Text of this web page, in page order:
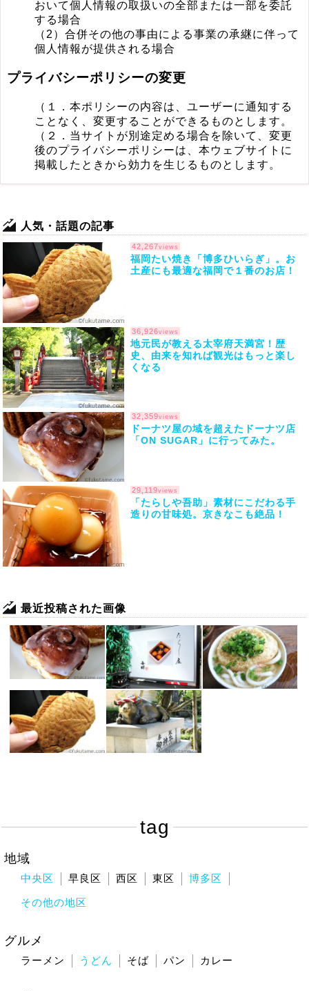
おいて個人情報の取扱いの全部または一部を委託
する場合
（2）合併その他の事由による事業の承継に伴って
個人情報が提供される場合
プライバシーポリシーの変更
（１．本ポリシーの内容は、ユーザーに通知する
ことなく、変更することができるものとします。
（２．当サイトが別途定める場合を除いて、変更
後のプライバシーポリシーは、本ウェブサイトに
掲載したときから効力を生じるものとします。
人気・話題の記事
42,267views
福岡たい焼き「博多ひいらぎ」。お
土産にも最適な福岡で１番のお店！
36,926views
地元民が教える太宰府天満宮！歴
史、由来を知れば観光はもっと楽し
くなる
32,359views
ドーナツ屋の域を超えたドーナツ店
「ON SUGAR」に行ってみた。
29,119views
「たらしや吾助」素材にこだわる手
造りの甘味処。京きなこも絶品！
最近投稿された画像
tag
地域
中央区 早良区 西区 東区 博多区
その他の地区
グルメ
ラーメン うどん そば パン カレー